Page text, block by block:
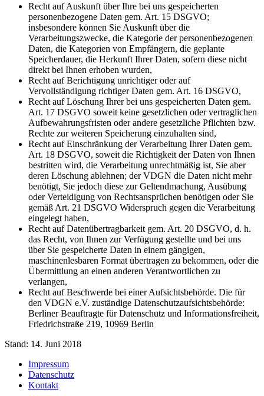
Recht auf Auskunft über Ihre bei uns gespeicherten
personenbezogene Daten gem. Art. 15 DSGVO;
insbesondere können Sie Auskunft über die
Verarbeitungszwecke, die Kategorie der personenbezogenen
Daten, die Kategorien von Empfängern, die geplante
Speicherdauer, die Herkunft Ihrer Daten, sofern diese nicht
direkt bei Ihnen erhoben wurden,
Recht auf Berichtigung unrichtiger oder auf
Vervollständigung richtiger Daten gem. Art. 16 DSGVO,
Recht auf Löschung Ihrer bei uns gespeicherten Daten gem.
Art. 17 DSGVO soweit keine gesetzlichen oder vertraglichen
Aufbewahrungsfristen oder andere gesetzliche Pflichten bzw.
Rechte zur weiteren Speicherung einzuhalten sind,
Recht auf Einschränkung der Verarbeitung Ihrer Daten gem.
Art. 18 DSGVO, soweit die Richtigkeit der Daten von Ihnen
bestritten wird, die Verarbeitung unrechtmäßig ist, Sie aber
deren Löschung ablehnen; der VDGN die Daten nicht mehr
benötigt, Sie jedoch diese zur Geltendmachung, Ausübung
oder Verteidigung von Rechtsansprüchen benötigen oder Sie
gemäß Art. 21 DSGVO Widerspruch gegen die Verarbeitung
eingelegt haben,
Recht auf Datenübertragbarkeit gem. Art. 20 DSGVO, d. h.
das Recht, von Ihnen zur Verfügung gestellte und bei uns
über Sie gespeicherte Daten in einem gängigen,
maschinenlesbaren Format übertragen zu bekommen, oder die
Übermittlung an einen anderen Verantwortlichen zu
verlangen,
Recht auf Beschwerde bei einer Aufsichtsbehörde. Die für
den VDGN e.V. zuständige Datenschutzaufsichtsbehörde:
Berliner Beauftragte für Datenschutz und Informationsfreiheit,
Friedrichstraße 219, 10969 Berlin
Stand: 14. Juni 2018
Impressum
Datenschutz
Kontakt